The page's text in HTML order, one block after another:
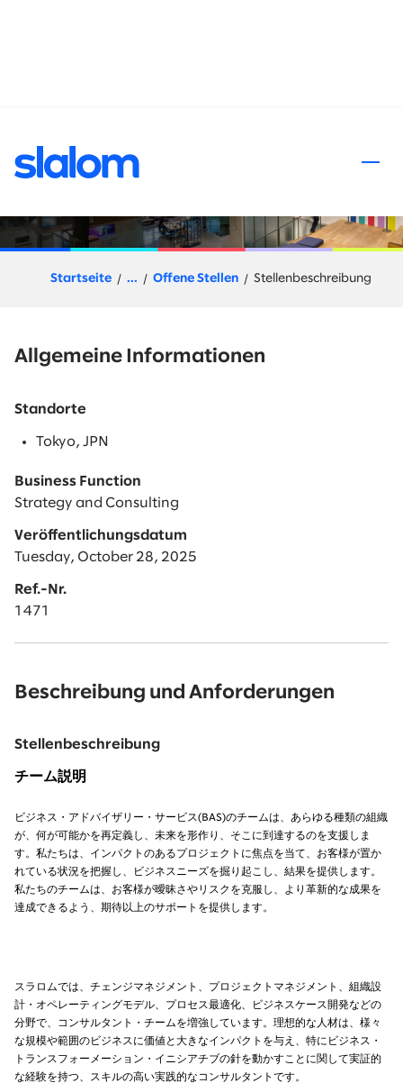
Senior Consultant - Strategy
Startseite ... Offene Stellen Stellenbeschreibung
Allgemeine Informationen
Standorte
Tokyo, JPN
Business Function
Strategy and Consulting
Veröffentlichungsdatum
Tuesday, October 28, 2025
Ref.-Nr.
1471
Beschreibung und Anforderungen
Stellenbeschreibung
チーム説明
ビジネス・アドバイザリー・サービス(BAS)のチームは、あらゆる種類の組織
が、何が可能かを再定義し、未来を形作り、そこに到達するのを支援しま
す。私たちは、インパクトのあるプロジェクトに焦点を当て、お客様が置か
れている状況を把握し、ビジネスニーズを掘り起こし、結果を提供します。
私たちのチームは、お客様が曖昧さやリスクを克服し、より革新的な成果を
達成できるよう、期待以上のサポートを提供します。
スラロムでは、チェンジマネジメント、プロジェクトマネジメント、組織設
計・オペレーティングモデル、プロセス最適化、ビジネスケース開発などの
分野で、コンサルタント・チームを増強しています。理想的な人材は、様々
な規模や範囲のビジネスに価値と大きなインパクトを与え、特にビジネス・
トランスフォーメーション・イニシアチブの針を動かすことに関して実証的
な経験を持つ、スキルの高い実践的なコンサルタントです。